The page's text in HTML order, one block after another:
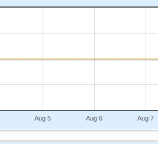
Aug 5 Aug 6 Aug 7